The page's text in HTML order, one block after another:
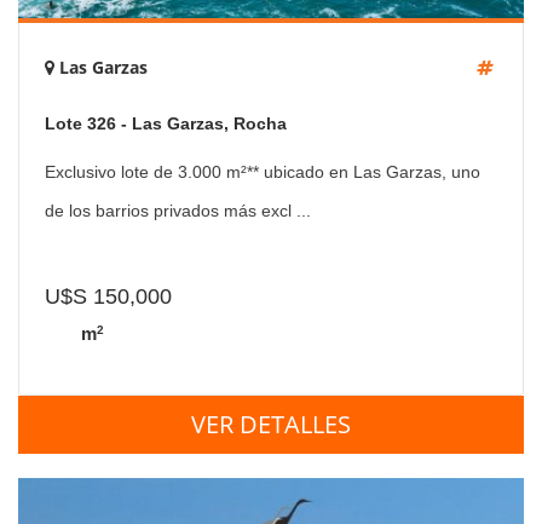
Las Garzas
Lote 326 - Las Garzas, Rocha
Exclusivo lote de 3.000 m²** ubicado en Las Garzas, uno
de los barrios privados más excl ...
U$S 150,000
m2
VER DETALLES